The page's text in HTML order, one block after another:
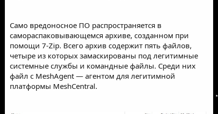
Само вредоносное ПО распространяется в
самораспаковывающемся архиве, созданном при
помощи 7-Zip. Всего архив содержит пять файлов,
четыре из которых замаскированы под легитимные
системные службы и командные файлы. Среди них
файл с MeshAgent — агентом для легитимной
платформы MeshCentral.